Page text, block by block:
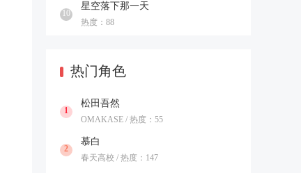
10
星空落下那一天
热度：88
热门角色
1
松田吾然
OMAKASE / 热度：55
2
慕白
春天高校 / 热度：147